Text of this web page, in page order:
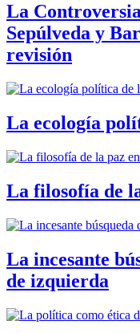
La
Sepúlveda y
revisión
La ecología
La filosofía de
La incesante
de izquierda